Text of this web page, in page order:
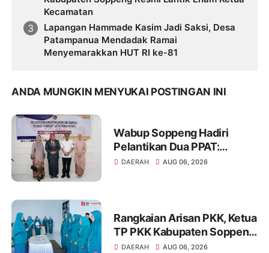
Kecamatan
Lapangan Hammade Kasim Jadi Saksi, Desa
Patampanua Mendadak Ramai
Menyemarakkan HUT RI ke-81
ANDA MUNGKIN MENYUKAI POSTINGAN INI
Wabup Soppeng Hadiri
Pelantikan Dua PPAT:
Dorong Pelayanan
DAERAH AUG 06, 2026
Rangkaian Arisan PKK, Ketua
TP PKK Kabupaten Soppeng
Resmi Lantik Enam Ketua
DAERAH AUG 06, 2026